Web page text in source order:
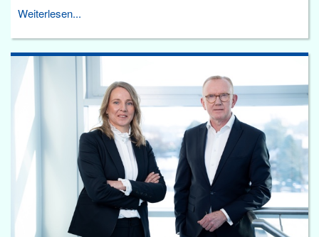
Weiterlesen...